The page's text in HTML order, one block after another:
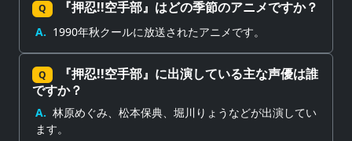
Q 『押忍!!空手部』はどの季節のアニメですか？
A. 1990年秋クールに放送されたアニメです。
Q
『押忍!!空手部』に出演している主な声優は誰
ですか？
A. 林原めぐみ、松本保典、堀川りょうなどが出演してい
ます。